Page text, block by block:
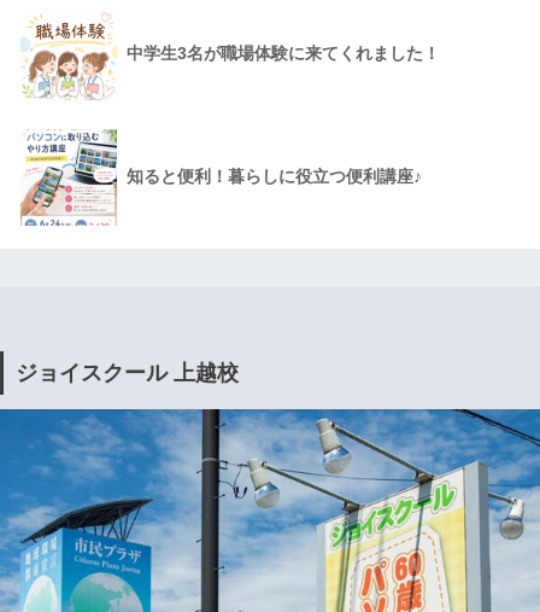
中学生3名が職場体験に来てくれました！
知ると便利！暮らしに役立つ便利講座♪
ジョイスクール 上越校